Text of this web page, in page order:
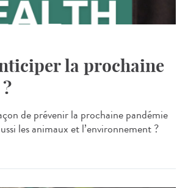
la prochaine
de prévenir la prochaine pandémie
les animaux et l’environnement ?